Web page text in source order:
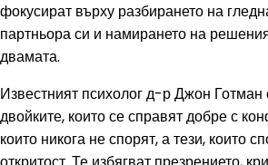
фокусират върху разбирането на
партньора си и намирането на
двамата.
Известният психолог д-р Джон
двойките, които се справят добре с
които никога не спорят, а тези, които